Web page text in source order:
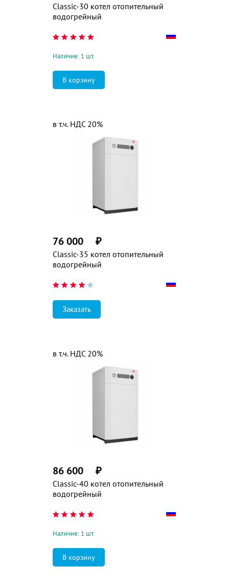
Classic-30 котел отопительный
водогрейный
Наличие: 1 шт.
Classic-35 котел отопительный
водогрейный
76 000 ₽
в т.ч. НДС 20%
Заказать
Classic-40 котел отопительный
водогрейный
86 600 ₽
в т.ч. НДС 20%
Наличие: 1 шт.